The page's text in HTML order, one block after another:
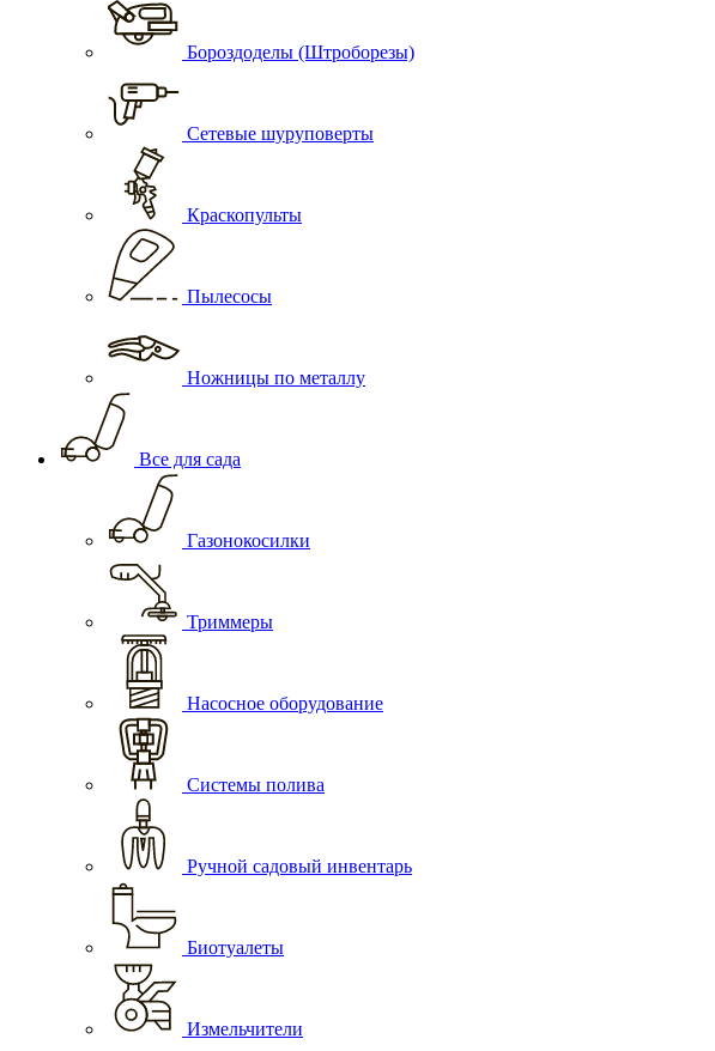
Бороздоделы (Штроборезы)
Сетевые шуруповерты
Краскопульты
Пылесосы
Ножницы по металлу
Все для сада
Газонокосилки
Триммеры
Насосное оборудование
Системы полива
Ручной садовый инвентарь
Биотуалеты
Измельчители